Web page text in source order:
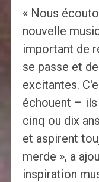
« Nous
nouvelle
important de
se passe et
excitantes.
échouent –
cinq ou dix
et aspirent
merde », a
inspiration